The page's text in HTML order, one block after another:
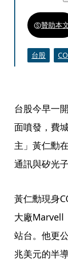
贊助本
台股
台股今早一
面噴發，費
主」黃仁勳
通訊與矽光
黃仁勳現身
大廠Marvell
站台。他更
兆美元的半